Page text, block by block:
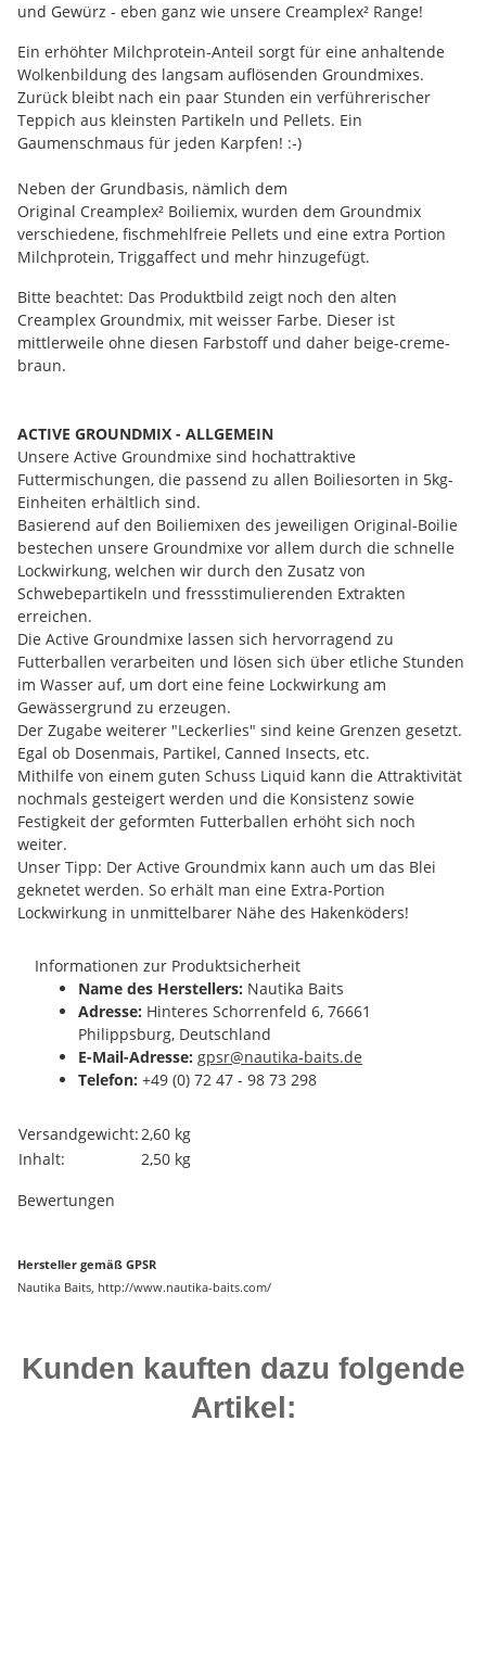
und Gewürz - eben ganz wie unsere Creamplex² Range!
Ein erhöhter Milchprotein-Anteil sorgt für eine anhaltende
Wolkenbildung des langsam auflösenden Groundmixes.
Zurück bleibt nach ein paar Stunden ein verführerischer
Teppich aus kleinsten Partikeln und Pellets. Ein
Gaumenschmaus für jeden Karpfen! :-)
Neben der Grundbasis, nämlich dem
Original Creamplex² Boiliemix, wurden dem Groundmix
verschiedene, fischmehlfreie Pellets und eine extra Portion
Milchprotein, Triggaffect und mehr hinzugefügt.
Bitte beachtet: Das Produktbild zeigt noch den alten
Creamplex Groundmix, mit weisser Farbe. Dieser ist
mittlerweile ohne diesen Farbstoff und daher beige-creme-
braun.
ACTIVE GROUNDMIX - ALLGEMEIN
Unsere Active Groundmixe sind hochattraktive
Futtermischungen, die passend zu allen Boiliesorten in 5kg-
Einheiten erhältlich sind.
Basierend auf den Boiliemixen des jeweiligen Original-Boilie
bestechen unsere Groundmixe vor allem durch die schnelle
Lockwirkung, welchen wir durch den Zusatz von
Schwebepartikeln und fressstimulierenden Extrakten
erreichen.
Die Active Groundmixe lassen sich hervorragend zu
Futterballen verarbeiten und lösen sich über etliche Stunden
im Wasser auf, um dort eine feine Lockwirkung am
Gewässergrund zu erzeugen.
Der Zugabe weiterer "Leckerlies" sind keine Grenzen gesetzt.
Egal ob Dosenmais, Partikel, Canned Insects, etc.
Mithilfe von einem guten Schuss Liquid kann die Attraktivität
nochmals gesteigert werden und die Konsistenz sowie
Festigkeit der geformten Futterballen erhöht sich noch
weiter.
Unser Tipp: Der Active Groundmix kann auch um das Blei
geknetet werden. So erhält man eine Extra-Portion
Lockwirkung in unmittelbarer Nähe des Hakenköders!
Informationen zur Produktsicherheit
Name des Herstellers: Nautika Baits
Adresse: Hinteres Schorrenfeld 6, 76661
Philippsburg, Deutschland
E-Mail-Adresse: gpsr@nautika-baits.de
Telefon: +49 (0) 72 47 - 98 73 298
Produkteigenschaft
Wert
Versandgewicht:2,60 kg
Inhalt:
2,50 kg
Bewertungen
Hersteller gemäß GPSR
Nautika Baits, http://www.nautika-baits.com/
Kunden kauften dazu folgende
Artikel: